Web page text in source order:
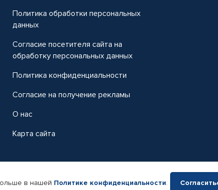
Политика обработки персональных
данных
Согласие посетителя сайта на
обработку персональных данных
Политика конфиденциальности
Согласие на получение рекламы
О нас
Карта сайта
в нашей Политике конфиденциальности.